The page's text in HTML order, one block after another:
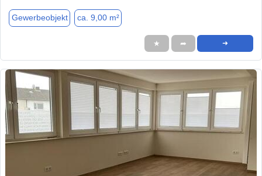
Gewerbeobjekt ca. 9,00 m²
★ ➦ ➜